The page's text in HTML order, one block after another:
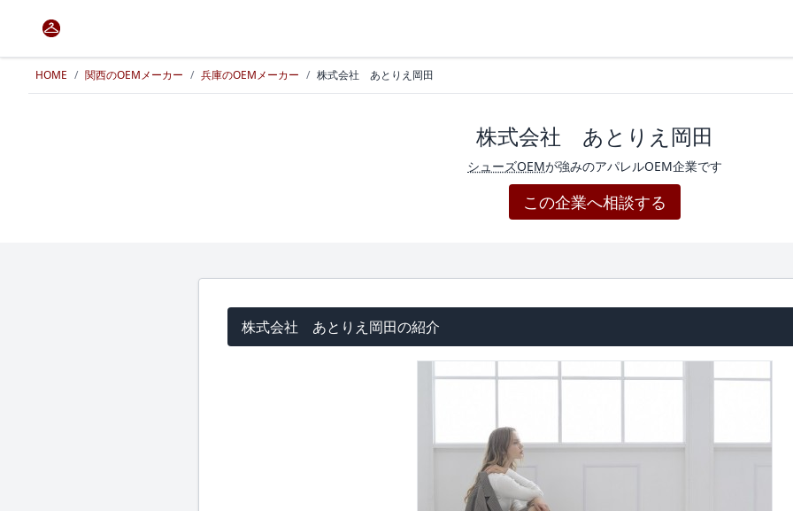
HOME / 関西のOEMメーカー / 兵庫のOEMメーカー / 株式会社 あとりえ岡田
株式会社 あとりえ岡田
シューズOEMが強みのアパレルOEM企業です
この企業へ相談する
株式会社 あとりえ岡田の紹介